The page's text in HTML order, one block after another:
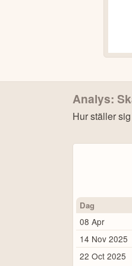
Analys:
Hur ställer
Dag
08 Apr
14 Nov 2025
22 Oct 2025